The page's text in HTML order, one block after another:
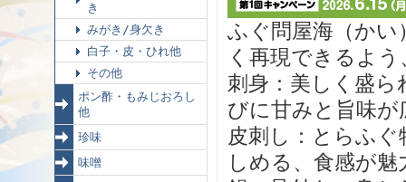
き
みがき/身欠き
白子・皮・ひれ他
その他
ポン酢・もみじおろし
他
珍味
味噌
ふぐ問屋海（か
く再現できるよ
刺身：美しく盛
びに甘みと旨味
皮刺し：とらふ
しめる、食感が